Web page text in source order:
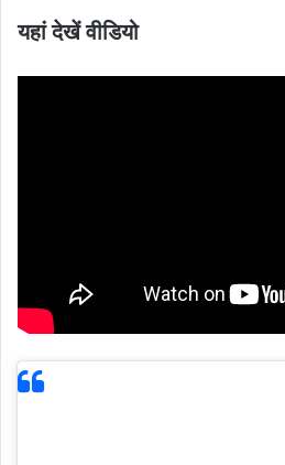
यहां देखें वीडियो